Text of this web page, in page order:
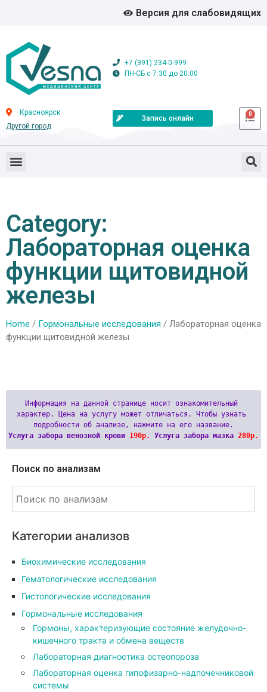
Версия для слабовидящих
+7 (391) 234-0-999
ПН-СБ с 7:30 до 20:00
Красноярск
Другой город
Запись онлайн
0
Category:
Лабораторная оценка
функции щитовидной
железы
Home / Гормональные исследования / Лабораторная оценка
функции щитовидной железы
Информация на данной странице носит ознакомительный
характер. Цена на услугу может отличаться. Чтобы узнать
Услуга забора венозной крови 190р. Услуга забора мазка 280р.
Поиск по анализам
Категории анализов
Биохимические исследования
Гематологические исследования
Гистологические исследования
Гормональные исследования
Гормоны, характеризующие состояние желудочно-
кишечного тракта и обмена веществ
Лабораторная диагностика остеопороза
Лабораторная оценка гипофизарно-надпочечниковой
системы